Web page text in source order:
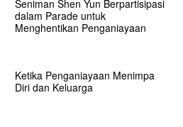
Seniman Shen Yun Berpartisipasi
dalam Parade untuk
Menghentikan Penganiayaan
Ketika Penganiayaan Menimpa
Diri dan Keluarga